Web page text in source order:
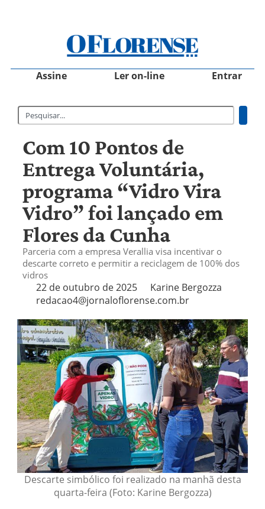
Assine Ler on-line Entrar
Com 10 Pontos de
Entrega Voluntária,
programa “Vidro Vira
Vidro” foi lançado em
Flores da Cunha
Parceria com a empresa Verallia visa incentivar o
descarte correto e permitir a reciclagem de 100% dos
vidros
22 de outubro de 2025
Karine Bergozza
redacao4@jornaloflorense.com.br
Descarte simbólico foi realizado na manhã desta
quarta-feira (Foto: Karine Bergozza)